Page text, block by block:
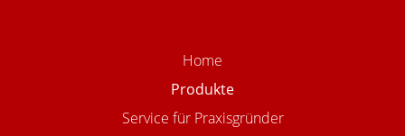
Home
Produkte
Service für Praxisgründer